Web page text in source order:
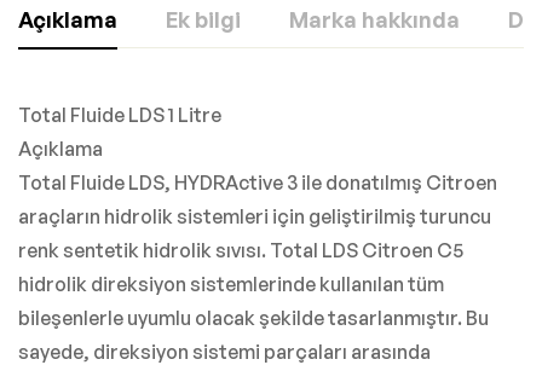
Açıklama Ek bilgi Marka hakkında
Total Fluide LDS 1 Litre
Açıklama
Total Fluide LDS, HYDRActive 3 ile donatılmış Citroen
araçların hidrolik sistemleri için geliştirilmiş turuncu
renk sentetik hidrolik sıvısı. Total LDS Citroen C5
hidrolik direksiyon sistemlerinde kullanılan tüm
bileşenlerle uyumlu olacak şekilde tasarlanmıştır. Bu
sayede, direksiyon sistemi parçaları arasında